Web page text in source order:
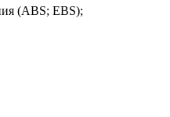
(ABS; EBS);